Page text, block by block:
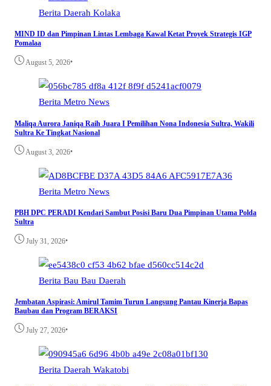
Berita Daerah Kolaka
MIND ID dan Pimpinan Lintas Lembaga Kawal Ketat Proyek Strategis IGP
Pomalaa
August 5, 2026•
Berita Metro News
Maliqa Aurora Janiqa Raih Juara I Pemilihan Nona Indonesia Sultra, Wakili
Sultra Ke Tingkat Nasional
August 3, 2026•
Berita Metro News
PBH DPC PERADI Kendari Sambut Posisi Baru Dua Pimpinan Utama Polda
Sultra
July 31, 2026•
Berita Bau Bau Daerah
Jembatan Aspirasi: Amirul Tamim Turun Langsung Pantau Kinerja Bapas
Baubau dan Program BERAKSI
July 27, 2026•
Berita Daerah Wakatobi